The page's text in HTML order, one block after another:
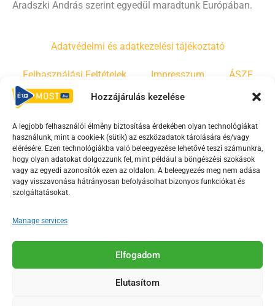
Hozzájárulás kezelése
A legjobb felhasználói élmény biztosítása érdekében olyan technológiákat
használunk, mint a cookie-k (sütik) az eszközadatok tárolására és/vagy
elérésére. Ezen technológiákba való beleegyezése lehetővé teszi számunkra,
hogy olyan adatokat dolgozzunk fel, mint például a böngészési szokások
vagy az egyedi azonosítók ezen az oldalon. A beleegyezés meg nem adása
vagy visszavonása hátrányosan befolyásolhat bizonyos funkciókat és
szolgáltatásokat.
Manage services
Elfogadom
Elutasítom
Aradszki András szerint egyedül maradtunk Európában.
Adatvédelmi és adatkezelési tájékoztató
Felhasználási Feltételek Impresszum ÁSZF
Irányelvek Moderálási szabályzat
F
a
c
e
o
o
-
Y
o
u
t
b
e
s
T
i
k
Az Érd Média médiaszolgáltatási tevékenységét a
Médiatanács a Magyar Média Mecenatúra program